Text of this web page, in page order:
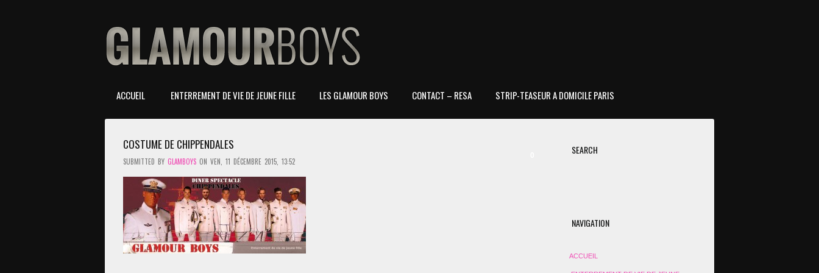
ACCUEIL ENTERREMENT DE VIE DE JEUNE FILLE LES GLAMOUR BOYS CONTACT – RESA STRIP-TEASEUR A DOMICILE PARIS
COSTUME DE CHIPPENDALES
SUBMITTED BY GLAMBOYS ON VEN, 11 DÉCEMBRE 2015, 13:52
SEARCH
NAVIGATION
ACCUEIL